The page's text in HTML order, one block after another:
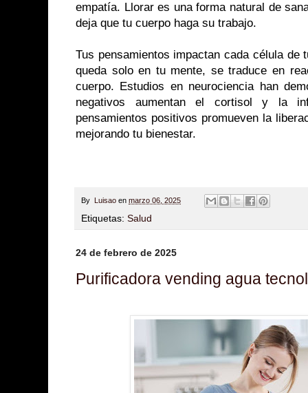
empatía. Llorar es una forma natural de
deja que tu cuerpo haga su trabajo.
Tus pensamientos impactan cada célula de
queda solo en tu mente, se traduce en
cuerpo. Estudios en neurociencia han
negativos aumentan el cortisol y la
pensamientos positivos promueven la
mejorando tu bienestar.
By Luisao en marzo 06, 2025
Etiquetas: Salud
24 de febrero de 2025
Purificadora vending agua